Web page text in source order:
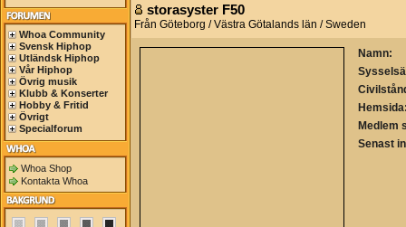
Whoa Community
Svensk Hiphop
Utländsk Hiphop
Vår Hiphop
Övrig musik
Klubb & Konserter
Hobby & Fritid
Övrigt
Specialforum
Whoa Shop
Kontakta Whoa
storasyster F50
Från Göteborg / Västra Götalands län / Sweden
Namn:
Medlem
Senast